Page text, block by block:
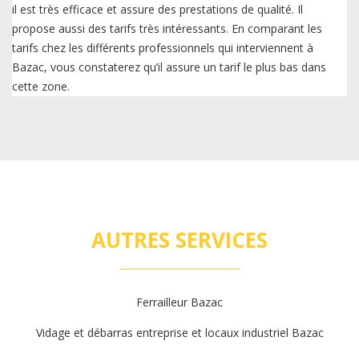
il est très efficace et assure des prestations de qualité. Il
propose aussi des tarifs très intéressants. En comparant les
tarifs chez les différents professionnels qui interviennent à
Bazac, vous constaterez qu’il assure un tarif le plus bas dans
cette zone.
AUTRES SERVICES
Ferrailleur Bazac
Vidage et débarras entreprise et locaux industriel Bazac